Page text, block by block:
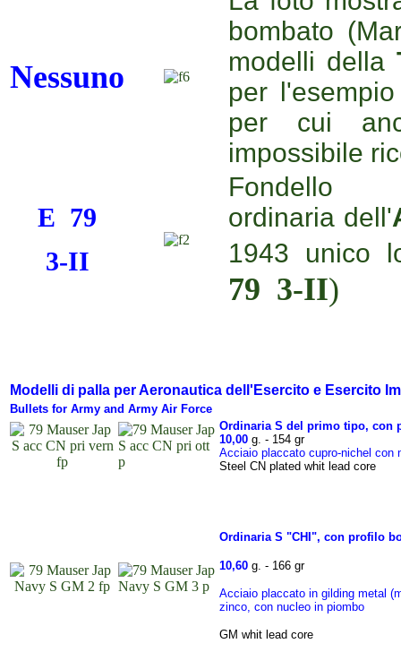
Nessuno
bombato
modelli della
per
per cui
impossibile
E 79
3-II
ordinaria dell'
1943 unico
79 3-II)
Modelli di palla per Aeronautica dell'Esercito e Esercito
Bullets for Army and Army Air Force
Ordinaria S del primo tipo, con
10,00 g. - 154 gr
Acciaio placcato cupro-nichel con
Steel CN plated whit lead core
Ordinaria S "CHI", con profilo
10,60 g. - 166 gr
Acciaio placcato in gilding metal
zinco, con nucleo in piombo
GM whit lead core